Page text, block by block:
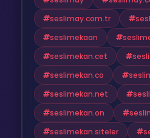
seslimay.com.tr
seslimekaan
seslimekan.cet
seslimekan.co
seslimekan.net
seslimekan.on
seslimekan.siteler